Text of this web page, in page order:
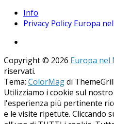
Info
Privacy Policy Europa
Copyright © 2026 Europa nel
riservati.
Tema: ColorMagdi
Utilizziamo i cookie sul
l'esperienza più pertinente
e le visite ripetute. Cliccando